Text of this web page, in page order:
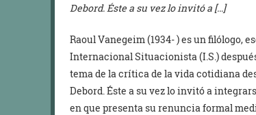
Debord. Éste a su vez lo invitó a […]
Raoul Vanegeim (1934- ) es un filólogo,
Internacional Situacionista (I.S.)
tema de la crítica de la vida cotidiana
Debord. Éste a su vez lo invitó a
en que presenta su renuncia formal